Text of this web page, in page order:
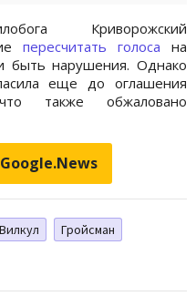
Криворожский
пересчитать голоса на
быть нарушения. Однако
еще до оглашения
также обжаловано
Вилкул
Гройсман